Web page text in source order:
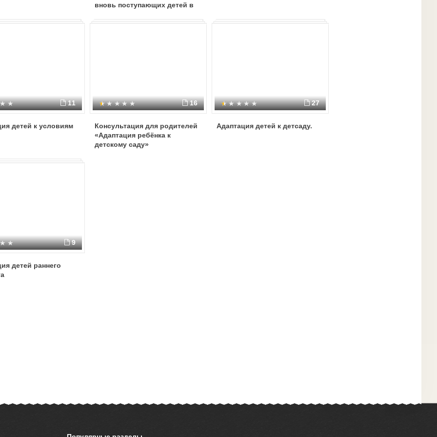
вновь поступающих детей в
11
детей к условиям
16
Консультация для родителей
«Адаптация ребёнка к
детскому саду»
27
Адаптация детей к детсаду.
9
детей раннего